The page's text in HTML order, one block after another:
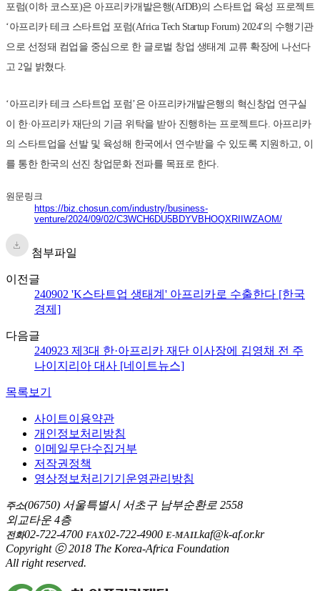
포럼(이하 코스포)은 아프리카개발은행(AfDB)의 스타트업 육성 프로젝트
‘아프리카 테크 스타트업 포럼(Africa Tech Startup Forum) 2024′의 수행기관
으로 선정돼 컴업을 중심으로 한 글로벌 창업 생태계 교류 확장에 나선다
고 2일 밝혔다.
‘아프리카 테크 스타트업 포럼’은 아프리카개발은행의 혁신창업 연구실
이 한·아프리카 재단의 기금 위탁을 받아 진행하는 프로젝트다. 아프리카
의 스타트업을 선발 및 육성해 한국에서 연수받을 수 있도록 지원하고, 이
를 통한 한국의 선진 창업문화 전파를 목표로 한다.
원문링크
https://biz.chosun.com/industry/business-
venture/2024/09/02/C3WCH6DU5BDYVBHOQXRIIWZAOM/
첨부파일
이전글
240902 'K스타트업 생태계' 아프리카로 수출한다 [한국
경제]
다음글
240923 제3대 한·아프리카 재단 이사장에 김영채 전 주
나이지리아 대사 [네이트뉴스]
목록보기
사이트이용약관
개인정보처리방침
이메일무단수집거부
저작권정책
영상정보처리기기운영관리방침
주소(06750) 서울특별시 서초구 남부순환로 2558
외교타운 4층
전화02-722-4700 FAX02-722-4900 E-MAILkaf@k-af.or.kr
Copyright ⓒ 2018 The Korea-Africa Foundation
All right reserved.